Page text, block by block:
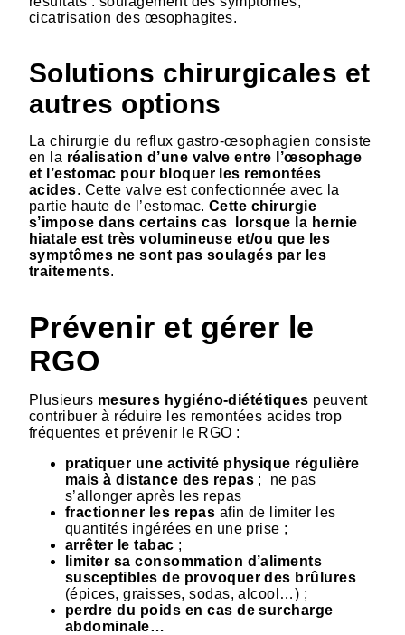
cicatrisation des œsophagites.
Solutions chirurgicales et
autres options
La chirurgie du reflux gastro-œsophagien consiste
en la réalisation d’une valve entre l’œsophage
et l’estomac pour bloquer les remontées
acides. Cette valve est confectionnée avec la
partie haute de l’estomac. Cette chirurgie
s’impose dans certains cas lorsque la hernie
hiatale est très volumineuse et/ou que les
symptômes ne sont pas soulagés par les
traitements.
Prévenir et gérer le
RGO
Plusieurs mesures hygiéno-diététiques peuvent
contribuer à réduire les remontées acides trop
fréquentes et prévenir le RGO :
pratiquer une activité physique régulière
mais à distance des repas ; ne pas
s’allonger après les repas
fractionner les repas afin de limiter les
quantités ingérées en une prise ;
arrêter le tabac ;
limiter sa consommation d’aliments
susceptibles de provoquer des brûlures
(épices, graisses, sodas, alcool…) ;
perdre du poids en cas de surcharge
abdominale…